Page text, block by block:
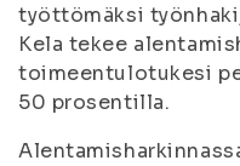
työttömäksi
Kela tekee
toimeentulotukesi
50 prosentilla.